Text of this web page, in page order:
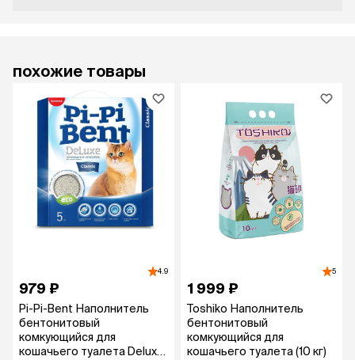
похожие товары
4.9
979 ₽
Pi-Pi-Bent Наполнитель
бентонитовый
комкующийся для
кошачьего туалета Deluxe
5
1 999 ₽
Toshiko Наполнитель
бентонитовый
комкующийся для
кошачьего туалета (10 кг)